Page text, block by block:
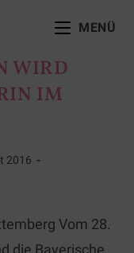
MENÜ
WIRD
IM
2016
Vom 28.
die Bayerische